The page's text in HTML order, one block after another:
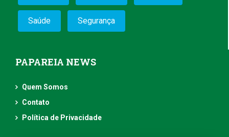
Saúde Segurança
PAPAREIA NEWS
Quem Somos
Contato
Política de Privacidade